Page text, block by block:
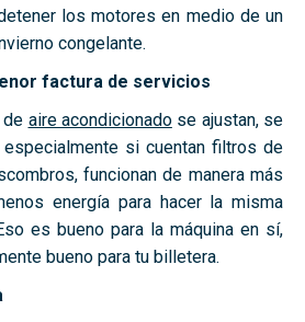
los motores en medio de un
congelante.
factura de servicios
de aire acondicionadose ajustan, se
si cuentan filtros de
funcionan de manera más
energía para hacer la misma
es bueno para la máquina en sí,
bueno para tu billetera.